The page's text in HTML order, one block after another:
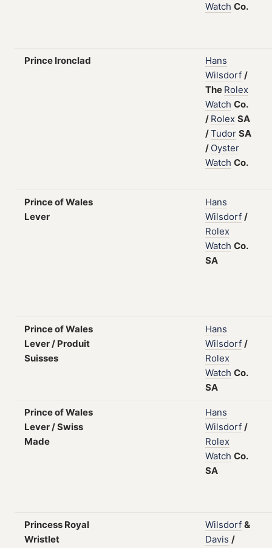
Watch Co.
Prince Ironclad
Hans
Wilsdorf /
The Rolex
Watch Co.
/ Rolex SA
/Tudor SA
/ Oyster
Watch Co.
Prince of Wales
Lever
Hans
Wilsdorf /
Rolex
Watch Co.
SA
Prince of Wales
Lever / Produit
Suisses
Hans
Wilsdorf /
Rolex
Watch Co.
SA
Prince of Wales
Lever / Swiss
Made
Hans
Wilsdorf /
Rolex
Watch Co.
SA
Princess Royal
Wristlet
Wilsdorf &
Davis /